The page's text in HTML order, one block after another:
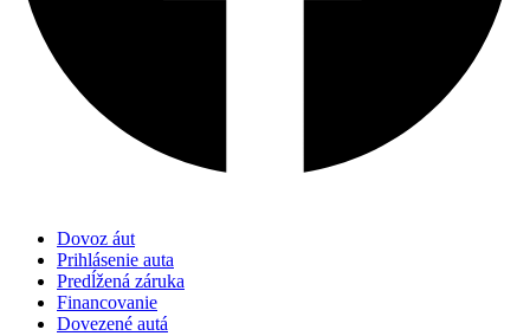
Dovoz áut
Prihlásenie auta
Predĺžená záruka
Financovanie
Dovezené autá